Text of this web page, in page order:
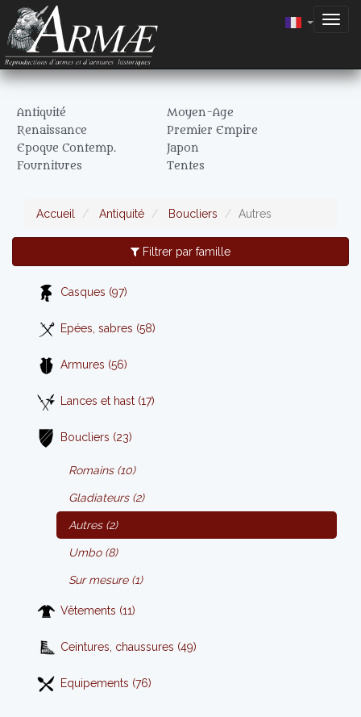
Antiquité
Moyen-Age
Renaissance
Premier Empire
Epoque Contemp.
Japon
Fournitures
Tentes
Accueil Antiquité Boucliers Autres
Filtrer par famille
Casques (97)
Epées, sabres (58)
Armures (56)
Lances et hast (17)
Boucliers (23)
Romains (10)
Gladiateurs (2)
Autres (2)
Umbo (8)
Sur mesure (1)
Vêtements (11)
Ceintures, chaussures (49)
Equipements (76)